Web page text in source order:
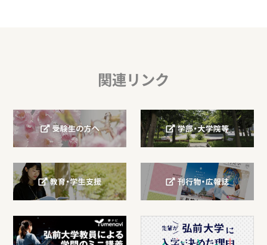
関連リンク